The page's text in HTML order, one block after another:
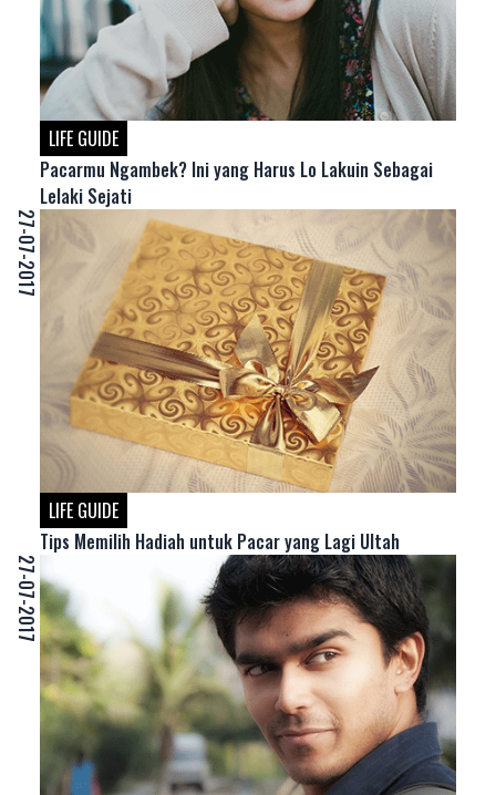
LIFE GUIDE
Pacarmu Ngambek? Ini yang Harus Lo Lakuin Sebagai
Lelaki Sejati
27-07-2017
LIFE GUIDE
Tips Memilih Hadiah untuk Pacar yang Lagi Ultah
27-07-2017